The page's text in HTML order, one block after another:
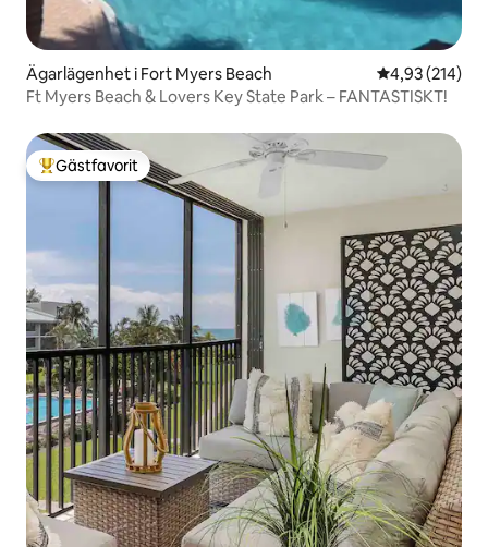
Ägarlägenhet i Fort Myers Beach 4,93 av 5 i
4,93 (214)
Ft Myers Beach & Lovers Key State Park – FANTASTISKT!
Populär gästfavorit
Gästfavorit